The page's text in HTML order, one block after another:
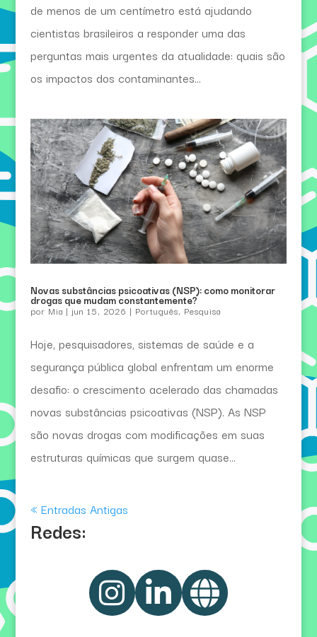
de menos de um centímetro está ajudando
cientistas brasileiros a responder uma das
perguntas mais urgentes da atualidade: quais são
os impactos dos contaminantes...
Novas substâncias psicoativas (NSP): como monitorar
drogas que mudam constantemente?
por Mia |jun 15, 2026 | Português, Pesquisa
Hoje, pesquisadores, sistemas de saúde e a
segurança pública global enfrentam um enorme
desafio: o crescimento acelerado das chamadas
novas substâncias psicoativas (NSP). As NSP
são novas drogas com modificações em suas
estruturas químicas que surgem quase...
« Entradas Antigas
Redes: